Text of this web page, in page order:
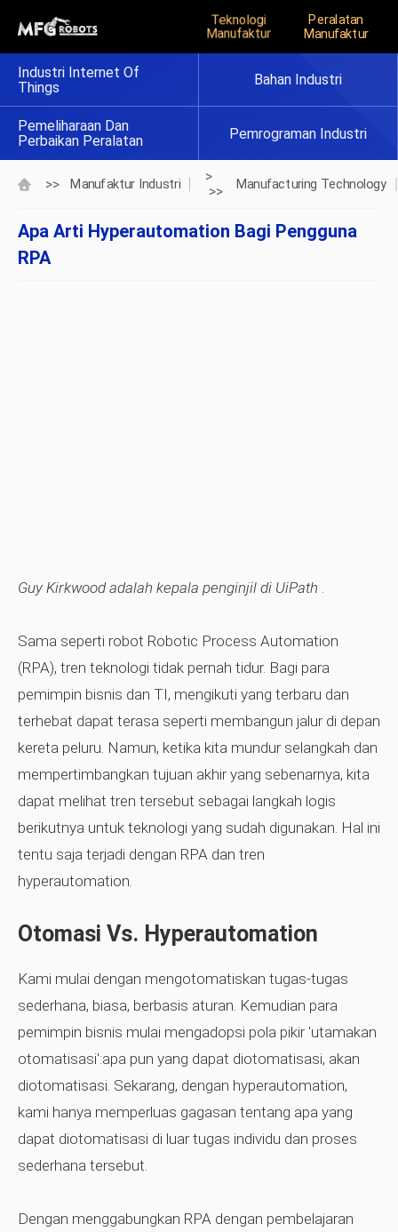
Teknologi
Manufaktur
Peralatan
Manufaktur
Industri Internet Of
Things
Bahan Industri
Pemeliharaan Dan
Perbaikan Peralatan
Pemrograman Industri
>> Manufaktur Industri
>
>>
Manufacturing Technology
Apa Arti Hyperautomation Bagi Pengguna
RPA
Guy Kirkwood adalah kepala penginjil di UiPath .
Sama seperti robot Robotic Process Automation
(RPA), tren teknologi tidak pernah tidur. Bagi para
pemimpin bisnis dan TI, mengikuti yang terbaru dan
terhebat dapat terasa seperti membangun jalur di depan
kereta peluru. Namun, ketika kita mundur selangkah dan
mempertimbangkan tujuan akhir yang sebenarnya, kita
dapat melihat tren tersebut sebagai langkah logis
berikutnya untuk teknologi yang sudah digunakan. Hal ini
tentu saja terjadi dengan RPA dan tren
hyperautomation.
Otomasi Vs. Hyperautomation
Kami mulai dengan mengotomatiskan tugas-tugas
sederhana, biasa, berbasis aturan. Kemudian para
pemimpin bisnis mulai mengadopsi pola pikir 'utamakan
otomatisasi':apa pun yang dapat diotomatisasi, akan
diotomatisasi. Sekarang, dengan hyperautomation,
kami hanya memperluas gagasan tentang apa yang
dapat diotomatisasi di luar tugas individu dan proses
sederhana tersebut.
Dengan menggabungkan RPA dengan pembelajaran